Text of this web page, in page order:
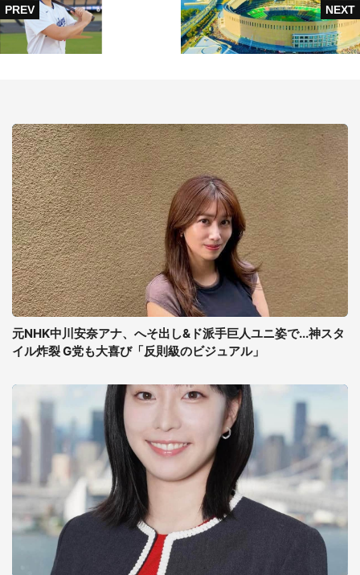
元NHK中川安奈アナ、へそ出し&ド派手巨人ユニ姿で...神スタ
イル炸裂 G党も大喜び「反則級のビジュアル」